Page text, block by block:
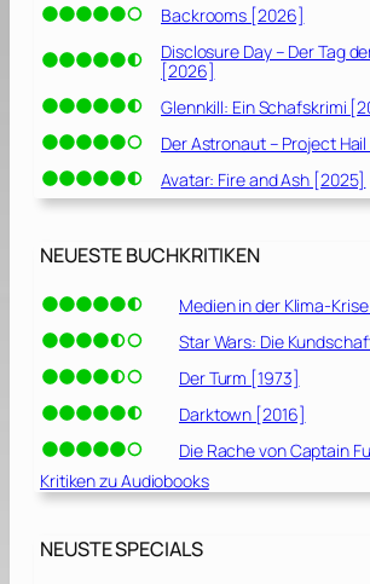
Backrooms [2026]
Disclosure Day – Der Tag
[2026]
Glennkill: Ein Schafskrimi
Der Astronaut – Project
Avatar: Fire and Ash [2025]
NEUESTE BUCHKRITIKEN
Medien in der Klima-
Star Wars: Die
Der Turm [1973]
Darktown [2016]
Die Rache von Captain
Kritiken zu Audiobooks
NEUSTE SPECIALS